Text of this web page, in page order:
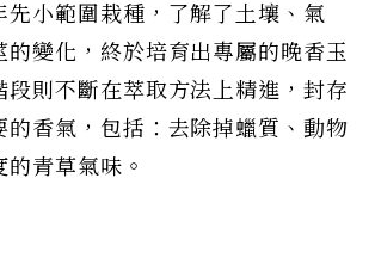
先小範圍栽種，了解了土壤、氣
的變化，終於培育出專屬的晚香玉
段則不斷在萃取方法上精進，封存
的香氣，包括：去除掉蠟質、動物
青草氣味。